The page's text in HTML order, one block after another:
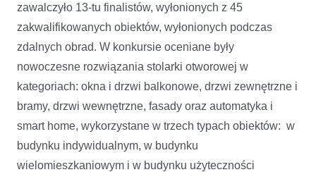
zawalczyło 13-tu finalistów, wyłonionych z 45
zakwalifikowanych obiektów, wyłonionych podczas
zdalnych obrad. W konkursie oceniane były
nowoczesne rozwiązania stolarki otworowej w
kategoriach: okna i drzwi balkonowe, drzwi zewnętrzne i
bramy, drzwi wewnętrzne, fasady oraz automatyka i
smart home, wykorzystane w trzech typach obiektów: w
budynku indywidualnym, w budynku
wielomieszkaniowym i w budynku użyteczności